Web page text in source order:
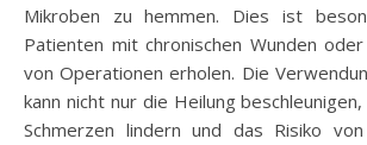
Mikroben zu hemmen. Dies ist
Patienten mit chronischen Wunden
von Operationen erholen. Die
kann nicht nur die Heilung
Schmerzen lindern und das Risiko von